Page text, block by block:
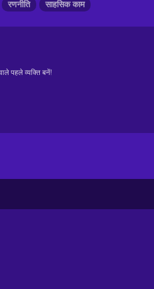
रणनीति साहसिक काम
पहले व्यक्ति बनें!